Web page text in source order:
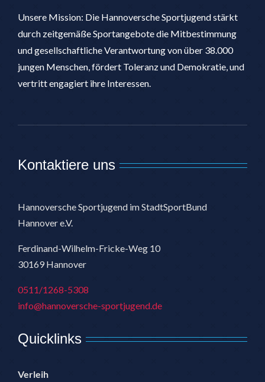
Unsere Mission: Die Hannoversche Sportjugend stärkt
durch zeitgemäße Sportangebote die Mitbestimmung
und gesellschaftliche Verantwortung von über 38.000
jungen Menschen, fördert Toleranz und Demokratie, und
vertritt engagiert ihre Interessen.
Kontaktiere uns
Hannoversche Sportjugend im StadtSportBund
Hannover e.V.
Ferdinand-Wilhelm-Fricke-Weg 10
30169 Hannover
0511/1268-5308
info@hannoversche-sportjugend.de
Quicklinks
Verleih